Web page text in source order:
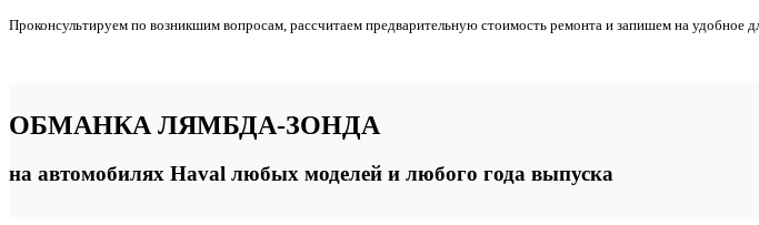
Проконсультируем по возникшим вопросам, рассчитаем предварительную стоимость ремонта и запишем на удобное
ОБМАНКА ЛЯМБДА-ЗОНДА
на автомобилях Haval любых моделей и любого года выпуска